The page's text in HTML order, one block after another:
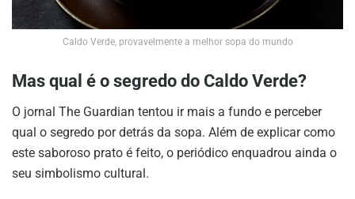
Caldo Verde, provavelmente a melhor sopa do mundo
Mas qual é o segredo do Caldo Verde?
O jornal The Guardian tentou ir mais a fundo e perceber
qual o segredo por detrás da sopa. Além de explicar como
este saboroso prato é feito, o periódico enquadrou ainda o
seu simbolismo cultural.